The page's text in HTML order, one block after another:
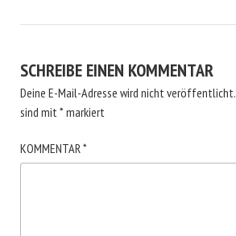
SCHREIBE EINEN KOMMENTAR
Deine E-Mail-Adresse wird nicht veröffentlicht.
sind mit*markiert
KOMMENTAR*